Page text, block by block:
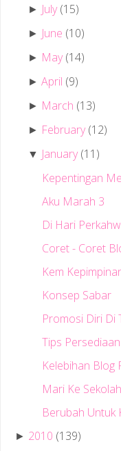
► July (15)
► June (10)
► May (14)
►April (9)
► March (13)
► February (12)
▼ January (11)
Kepentingan
Aku Marah 3
Di Hari
Coret - Coret
Kem
Konsep Sabar
Promosi Diri Di
Tips
Kelebihan Blog
Mari Ke Sekolah
Berubah Untuk
► 2010 (139)